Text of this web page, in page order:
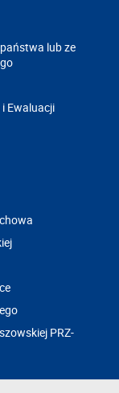
lub ze
Ewaluacji
PRZ-